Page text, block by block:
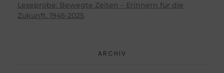
Leseprobe: Bewegte Zeiten – Erinnern für die
Zukunft. 1945-2025
ARCHIV